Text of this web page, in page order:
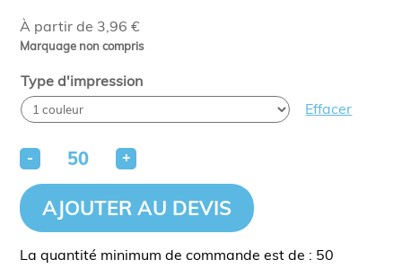
À partir de 3,96 €
Marquage non compris
Type d'impression
Effacer
- +
AJOUTER AU DEVIS
La quantité minimum de commande est de : 50